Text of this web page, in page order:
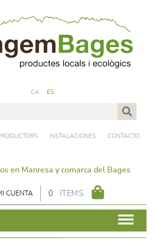
CA ES
INSTALACIONES CONTACTO
en Manresa y comarca del Bages
0 ITEMS
CUENTA